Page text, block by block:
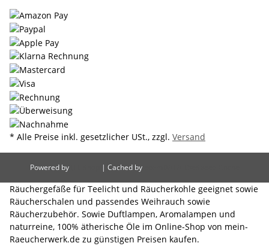
* Alle Preise inkl. gesetzlicher USt., zzgl. Versand
Powered by | Cached by
Räuchergefäße für Teelicht und Räucherkohle geeignet sowie
Räucherschalen und passendes Weihrauch sowie
Räucherzubehör. Sowie Duftlampen, Aromalampen und
naturreine, 100% ätherische Öle im Online-Shop von mein-
Raeucherwerk.de zu günstigen Preisen kaufen.